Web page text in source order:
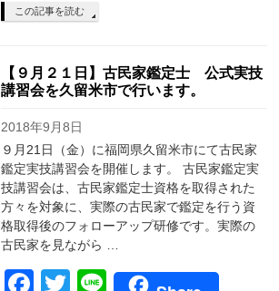
この記事を読む
【９月２１日】古民家鑑定士 公式実技
講習会を久留米市で行います。
2018年9月8日
９月21日（金）に福岡県久留米市にて古民家
鑑定実技講習会を開催します。 古民家鑑定実
技講習会は、古民家鑑定士資格を取得された
方々を対象に、実際の古民家で鑑定を行う資
格取得後のフォローアップ研修です。実際の
古民家を見ながら …
Facebook
Twitter
Line